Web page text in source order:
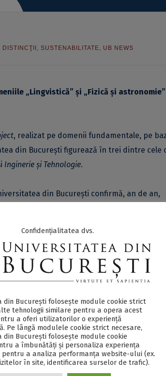
, SUSTENABILITATE, UB NEWS
„Lingvistică” și „Fizică și
, realizat pe domenii fundamentale, pe
din București figurează în trei dintre cele
Inginerie și Tehnologie.
din București confirmă, an de an,
ascendent din ultimii ani al numărului
evidențiază performanțele a 1.543 de
pe primul loc la nivel național și în
plasează
(în intervalul 201-250 la nivel mondial)
național, UB este singura universitate
poziție la nivel național (în intervalul 451-
Confidențialitatea dvs.
din București folosește module cookie strict
tehnologii similare pentru a opera acest
a oferi utilizatorilor o experiență
Pe lângă modulele cookie strict necesare,
din București folosește module cookie
a îmbunătăți și personaliza experiența
a analiza performanța website-ului (ex.
în site, identificarea surselor de trafic).